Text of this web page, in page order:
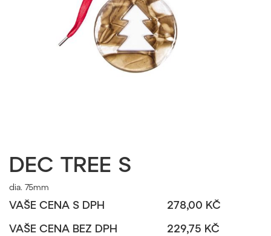
DEC TREE S
dia. 75mm
VAŠE CENA S DPH
278,00 KČ
VAŠE CENA BEZ DPH
229,75 KČ